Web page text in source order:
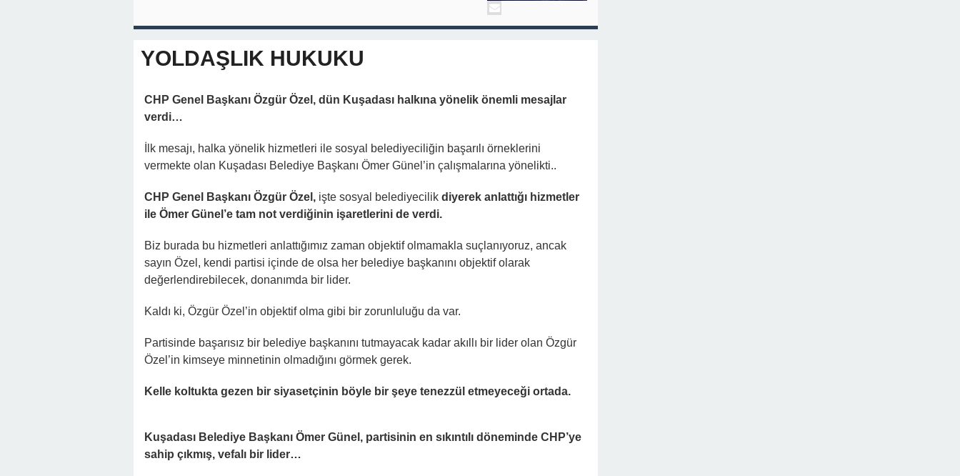
YOLDAŞLIK HUKUKU
CHP Genel Başkanı Özgür Özel, dün Kuşadası halkına yönelik önemli mesajlar
verdi…
İlk mesajı, halka yönelik hizmetleri ile sosyal belediyeciliğin başarılı örneklerini
vermekte olan Kuşadası Belediye Başkanı Ömer Günel’in çalışmalarına yönelikti..
CHP Genel Başkanı Özgür Özel, işte sosyal belediyecilik diyerek anlattığı hizmetler
ile Ömer Günel’e tam not verdiğinin işaretlerini de verdi.
Biz burada bu hizmetleri anlattığımız zaman objektif olmamakla suçlanıyoruz, ancak
sayın Özel, kendi partisi içinde de olsa her belediye başkanını objektif olarak
değerlendirebilecek, donanımda bir lider.
Kaldı ki, Özgür Özel’in objektif olma gibi bir zorunluluğu da var.
Partisinde başarısız bir belediye başkanını tutmayacak kadar akıllı bir lider olan Özgür
Özel’in kimseye minnetinin olmadığını görmek gerek.
Kelle koltukta gezen bir siyasetçinin böyle bir şeye tenezzül etmeyeceği ortada.
Kuşadası Belediye Başkanı Ömer Günel, partisinin en sıkıntılı döneminde CHP’ye
sahip çıkmış, vefalı bir lider…